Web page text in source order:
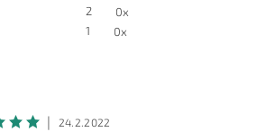
2
0x
1
0x
| 24.2.2022